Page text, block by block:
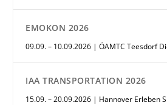
EMOKON 2026
09.09. – 10.09.2026 | ÖAMTC Teesdorf
IAA TRANSPORTATION 2026
15.09. – 20.09.2026 | Hannover Erleben